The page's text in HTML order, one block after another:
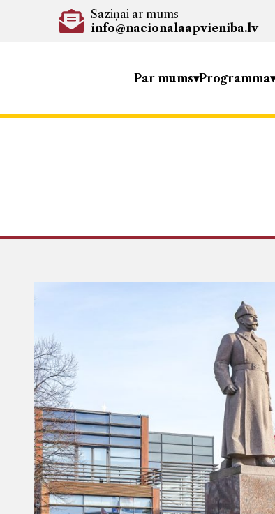
Saziņai ar mums
info@nacionalaapvieniba.lv
Par mums Programma